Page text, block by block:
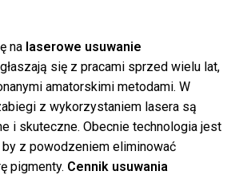
na laserowe usuwanie
się z pracami sprzed wielu lat,
amatorskimi metodami. W
z wykorzystaniem lasera są
i skuteczne. Obecnie technologia jest
z powodzeniem eliminować
pigmenty. Cennik usuwania